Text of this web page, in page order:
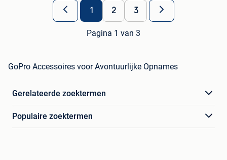
1 2 3
Pagina 1 van 3
GoPro Accessoires voor Avontuurlijke Opnames
Gerelateerde zoektermen
Populaire zoektermen